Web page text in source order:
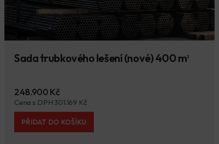
Sada trubkového lešení (nové) 400 m2
248.900 Kč
Cena s DPH 301.169 Kč
PŘIDAT DO KOŠÍKU